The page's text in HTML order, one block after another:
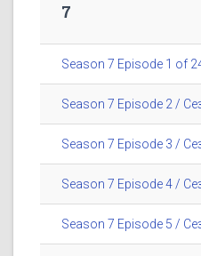
7
Season 7 Episode 1 of
Season 7 Episode 2 /
Season 7 Episode 3 /
Season 7 Episode 4 /
Season 7 Episode 5 /